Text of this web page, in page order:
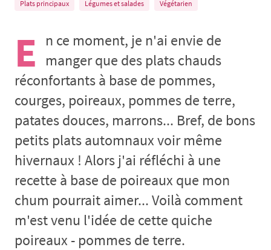
Plats principaux Légumes et salades Végétarien
E
n ce moment, je n'ai envie de
manger que des plats chauds
réconfortants à base de pommes,
courges, poireaux, pommes de terre,
patates douces, marrons... Bref, de bons
petits plats automnaux voir même
hivernaux ! Alors j'ai réfléchi à une
recette à base de poireaux que mon
chum pourrait aimer... Voilà comment
m'est venu l'idée de cette quiche
poireaux - pommes de terre.